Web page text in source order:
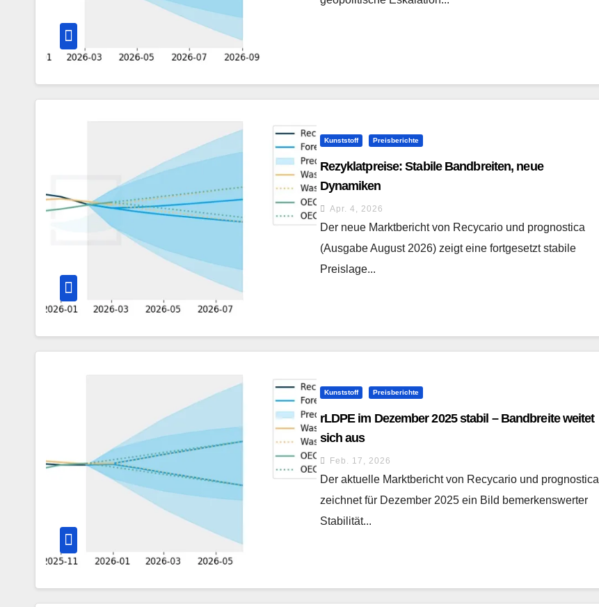
Kunststoff Preisberichte
Rezyklatpreise: Stabile Bandbreiten, neue
Dynamiken
Apr. 4, 2026
Der neue Marktbericht von Recycario und prognostica
(Ausgabe August 2026) zeigt eine fortgesetzt stabile
Preislage...
Kunststoff Preisberichte
rLDPE im Dezember 2025 stabil – Bandbreite weitet
sich aus
Feb. 17, 2026
Der aktuelle Marktbericht von Recycario und prognostica
zeichnet für Dezember 2025 ein Bild bemerkenswerter
Stabilität...